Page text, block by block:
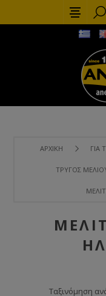
ΑΡΧΙΚΉ ΓΙΑ
ΤΡΎΓΟΣ
Ταξινόμηση